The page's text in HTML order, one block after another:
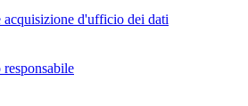
d'ufficio dei dati